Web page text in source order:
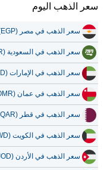
سعر الذهب اليوم
سعر الذهب في مصر (EGP)
سعر الذهب في السعودية (SAR)
سعر الذهب في الإمارات (AED)
سعر الذهب في عمان (OMR)
سعر الذهب في قطر (QAR)
سعر الذهب في الكويت (KWD)
سعر الذهب في الأردن (JOD)